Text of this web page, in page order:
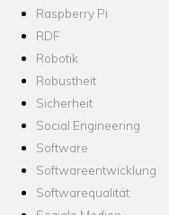
Raspberry Pi
RDF
Robotik
Robustheit
Sicherheit
Social Engineering
Software
Softwareentwicklung
Softwarequalität